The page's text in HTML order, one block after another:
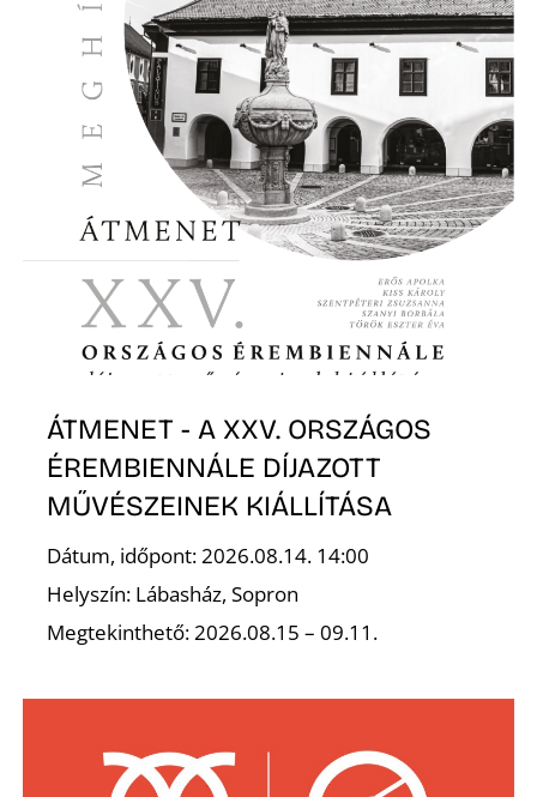
ÁTMENET - A XXV. ORSZÁGOS
ÉREMBIENNÁLE DÍJAZOTT
MŰVÉSZEINEK KIÁLLÍTÁSA
Dátum, időpont: 2026.08.14. 14:00
Helyszín: Lábasház, Sopron
Megtekinthető: 2026.08.15 – 09.11.